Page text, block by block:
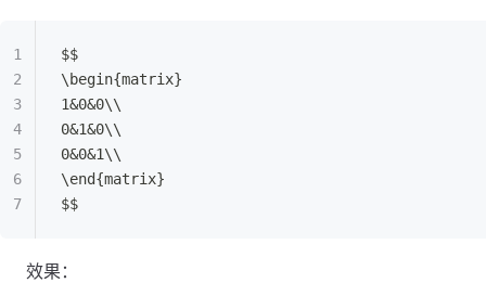
$$
\begin{matrix}
1&0&0\\
0&1&0\\
0&0&1\\
\end{matrix}
$$
效果：